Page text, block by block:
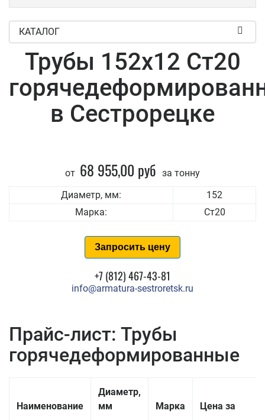
КАТАЛОГ
Трубы 152x12 Ст20
в Сестрорецке
от 68 955,00 руб за тонну
Диаметр, мм:
152
Марка:
Ст20
Запросить цену
+7 (812) 467-43-81
info@armatura-sestroretsk.ru
Прайс-лист: Трубы
горячедеформированные
Наименование
Диаметр,
мм
Марка Цена за